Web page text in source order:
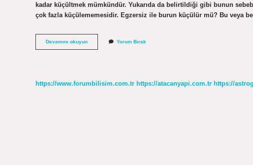
kadar küçültmek mümkündür. Yukarıda da belirtildiği gibi bunun
çok fazla küçülememesidir. Egzersiz ile burun küçülür mü? Bu veya
Devamını okuyunKilo
Alınca
Yorum Bırak
https://www.forumbilisim.com.tr https://atacanyapi.com.tr https://